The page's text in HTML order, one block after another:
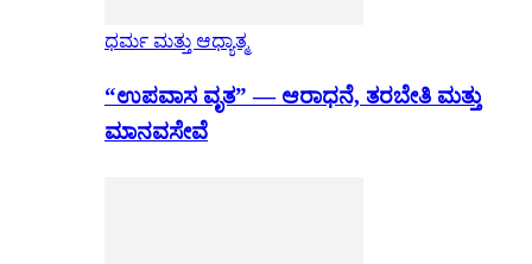
ಧರ್ಮ ಮತ್ತು ಆಧ್ಯಾತ್ಮ
“ಉಪವಾಸ ವೃತ” — ಆರಾಧನೆ, ತರಬೇತಿ ಮತ್ತು
ಮಾನವಸೇವೆ